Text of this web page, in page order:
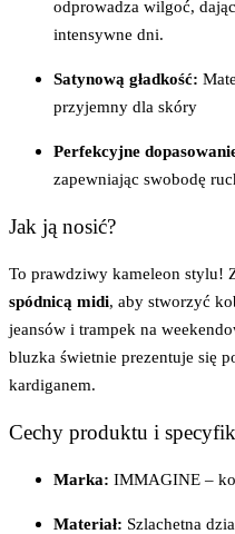
odprowadza wilgoć,
intensywne dni.
Satynową gładkość:
przyjemny dla skóry
Perfekcyjne
zapewniając swobodę
Jak ją nosić?
To prawdziwy kameleon stylu!
spódnicą midi, aby stworzyć
jeansów i trampek na
bluzka świetnie prezentuje się
kardiganem.
Cechy produktu i
Marka: IMMAGINE –
Materiał: Szlachetna